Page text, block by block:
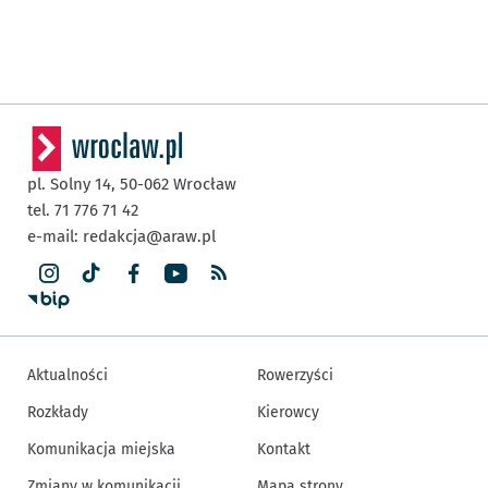
pl. Solny 14, 50-062 Wrocław
tel. 71 776 71 42
e-mail: redakcja@araw.pl
Aktualności
Rozkłady
Komunikacja miejska
Rowerzyści
Kierowcy
Kontakt